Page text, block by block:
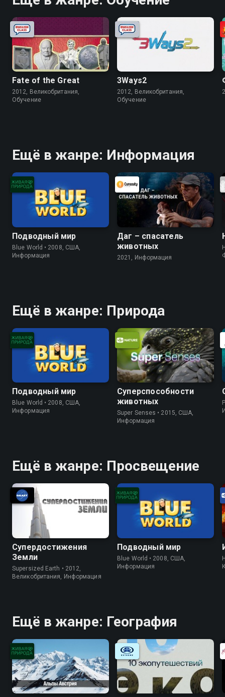
Fate of the Great
2012, Великобритания,
Обучение
3Ways2
2012, Великобритания,
Обучение
Ещё в жанре: Информация
Подводный мир
Blue World • 2008, США,
Информация
Даг – спасатель
животных
2021, Информация
Ещё в жанре: Природа
Подводный мир
Blue World • 2008, США,
Информация
Суперспособности
животных
Super Senses • 2015, США,
Информация
Ещё в жанре: Просвещение
Супердостижения
Земли
Supersized Earth • 2012,
Великобритания, Информация
Подводный мир
Blue World • 2008, США,
Информация
Ещё в жанре: География